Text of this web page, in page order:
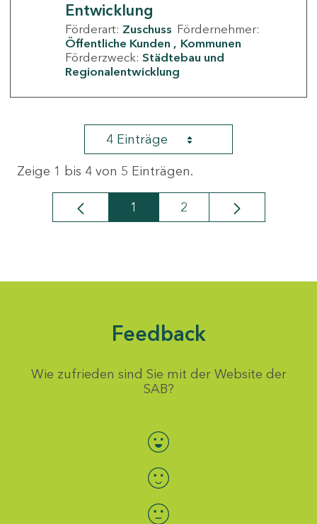
Entwicklung
Förderart: Zuschuss Fördernehmer:
Öffentliche Kunden
Kommunen
Förderzweck: Städtebau und
Regionalentwicklung
4 Einträge
Zeige 1 bis 4 von 5 Einträgen.
Seite
1 Seite
2
Feedback
Wie zufrieden sind Sie mit der Website der
SAB?
Bewertung auswählen